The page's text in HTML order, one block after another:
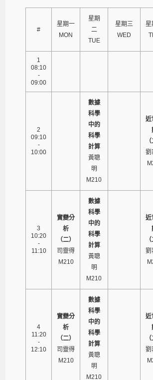
#
星期一
MON
星期
二
TUE
星期三
WED
星
1
08:10
-
09:00
2
09:10
-
10:00
數據
科學
中的
科學
計算
黃聰
明
M210
近
劉
3
10:20
-
11:10
實變分
析
（二）
司靈得
M210
數據
科學
中的
科學
計算
黃聰
明
M210
近
劉
4
11:20
-
12:10
實變分
析
（二）
司靈得
M210
數據
科學
中的
科學
計算
黃聰
明
M210
近
劉